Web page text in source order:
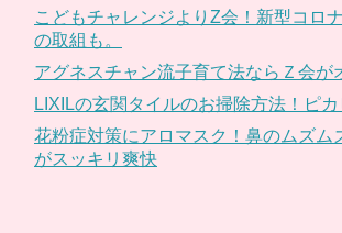
こどもチャレンジよりZ会！新型コロ
の取組も。
アグネスチャン流子育て法ならＺ会が
LIXILの玄関タイルのお掃除方法！ピカ
花粉症対策にアロマスク！鼻のムズム
がスッキリ爽快